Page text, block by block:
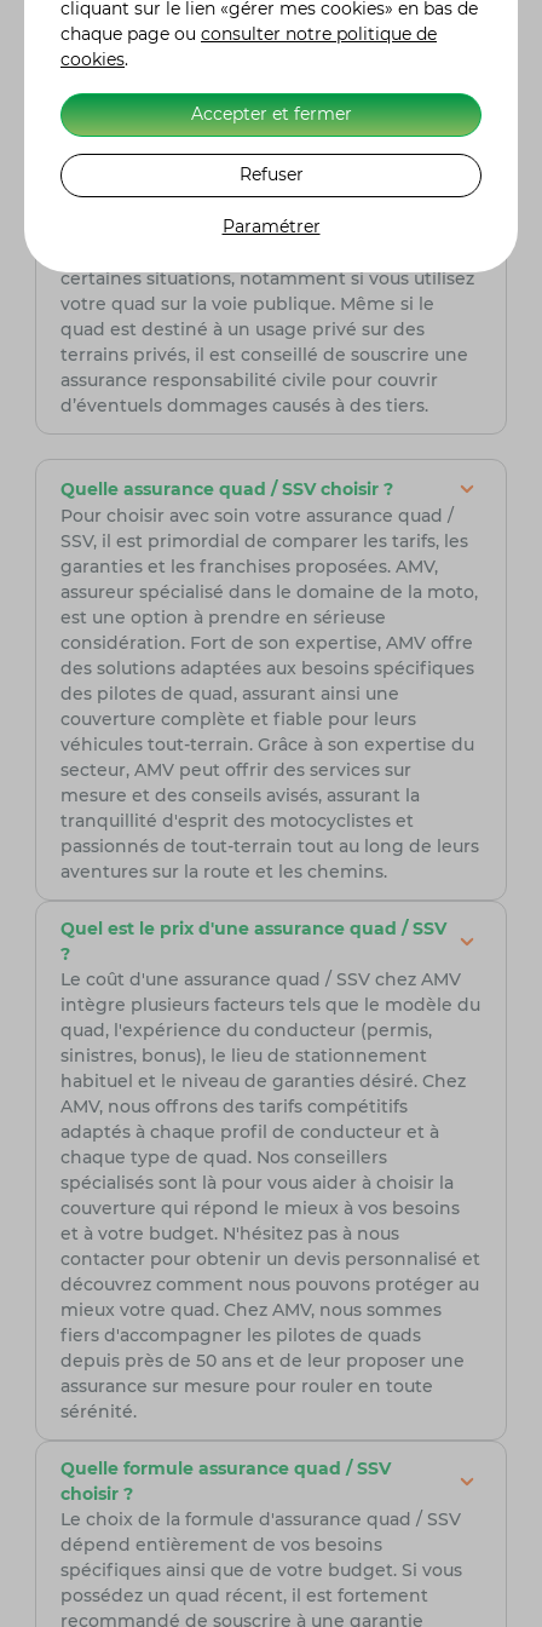
dispositifs de sécurité comme des antivols
homologués ou opter pour des couvertures
adaptées à une utilisation limitée peuvent aider
à réduire la prime. Il est aussi recommandé de
comparer les différentes offres proposées par
les assureurs pour trouver la meilleure
couverture au meilleur prix.
L’assurance pour quad est-elle obligatoire ?
certaines situations, notamment si vous utilisez
votre quad sur la voie publique. Même si le
quad est destiné à un usage privé sur des
terrains privés, il est conseillé de souscrire une
assurance responsabilité civile pour couvrir
d’éventuels dommages causés à des tiers.
Quelle assurance quad / SSV choisir ?
Pour choisir avec soin votre assurance quad /
SSV, il est primordial de comparer les tarifs, les
garanties et les franchises proposées. AMV,
assureur spécialisé dans le domaine de la moto,
est une option à prendre en sérieuse
considération. Fort de son expertise, AMV offre
des solutions adaptées aux besoins spécifiques
des pilotes de quad, assurant ainsi une
couverture complète et fiable pour leurs
véhicules tout-terrain. Grâce à son expertise du
secteur, AMV peut offrir des services sur
mesure et des conseils avisés, assurant la
tranquillité d'esprit des motocyclistes et
passionnés de tout-terrain tout au long de leurs
aventures sur la route et les chemins.
Quel est le prix d'une assurance quad / SSV
?
Le coût d'une assurance quad / SSV chez AMV
intègre plusieurs facteurs tels que le modèle du
quad, l'expérience du conducteur (permis,
sinistres, bonus), le lieu de stationnement
habituel et le niveau de garanties désiré. Chez
AMV, nous offrons des tarifs compétitifs
adaptés à chaque profil de conducteur et à
chaque type de quad. Nos conseillers
spécialisés sont là pour vous aider à choisir la
couverture qui répond le mieux à vos besoins
et à votre budget. N'hésitez pas à nous
contacter pour obtenir un devis personnalisé et
découvrez comment nous pouvons protéger au
mieux votre quad. Chez AMV, nous sommes
fiers d'accompagner les pilotes de quads
depuis près de 50 ans et de leur proposer une
assurance sur mesure pour rouler en toute
sérénité.
Quelle formule assurance quad / SSV
choisir ?
Le choix de la formule d'assurance quad / SSV
dépend entièrement de vos besoins
spécifiques ainsi que de votre budget. Si vous
possédez un quad récent, il est fortement
recommandé de souscrire à une garantie
cliquant sur le lien «gérer mes cookies» en bas de
chaque page ou consulter notre politique de
cookies.
Accepter et fermer
Refuser
Paramétrer